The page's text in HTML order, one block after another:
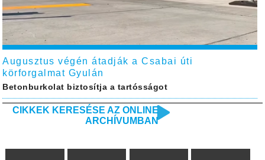
Augusztus végén átadják a Csabai úti
körforgalmat Gyulán
Betonburkolat biztosítja a tartósságot
CIKKEK KERESÉSE AZ ONLINE
ARCHÍVUMBAN